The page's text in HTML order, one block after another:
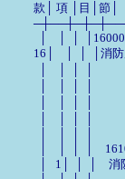
款│ 項 │
│    │  │
16│    │  │  │消防
│    │  │  │
│    │  │  │
│    │  │  │
│    │  │  │
│    │  │  │　
│   1│  │  │